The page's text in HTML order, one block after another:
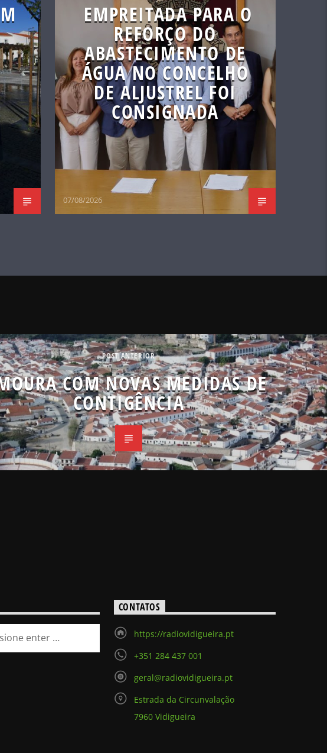
EMPREITADA PARA O
REFORÇO DO
ABASTECIMENTO DE
ÁGUA NO CONCELHO
DE ALJUSTREL FOI
CONSIGNADA
07/08/2026
POST ANTERIOR
COM NOVAS MEDIDAS DE
CONTIGÊNCIA
CONTATOS
https://radiovidigueira.pt
+351 284 437 001
geral@radiovidigueira.pt
Estrada da Circunvalação
7960 Vidigueira